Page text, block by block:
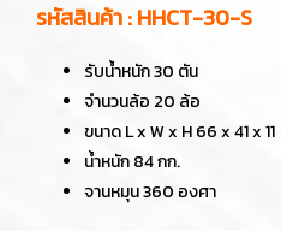
รหัสสินค้า : HHCT-30-S
รับน้ำหนัก 30 ตัน
จำนวนล้อ 20 ล้อ
ขนาด L x W x H 66 x 41 x 11
น้ำหนัก 84 กก.
จานหมุน 360 องศา